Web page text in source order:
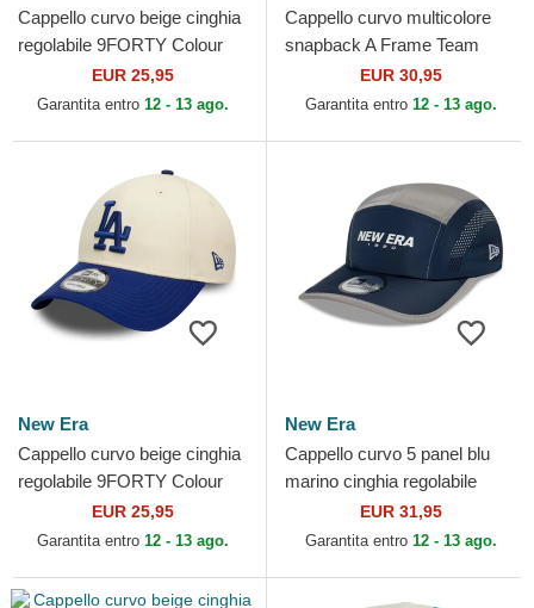
Cappello curvo beige cinghia
regolabile 9FORTY Colour
Block dei New York Yankees
MLB di New Era
EUR 25,95
Garantita entro 12 - 13 ago.
Cappello curvo multicolore
snapback A Frame Team
Colour dei Chicago Bulls NBA
di New Era
EUR 30,95
Garantita entro 12 - 13 ago.
New Era
Cappello curvo beige cinghia
regolabile 9FORTY Colour
Block dei Los Angeles
Dodgers MLB di New Era
EUR 25,95
Garantita entro 12 - 13 ago.
New Era
Cappello curvo 5 panel blu
marino cinghia regolabile
Runner Colour Block di New
Era
EUR 31,95
Garantita entro 12 - 13 ago.